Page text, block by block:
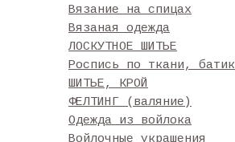
Вязание на спицах
Вязаная одежда
ЛОСКУТНОЕ ШИТЬЕ
Роспись по ткани, батик
ШИТЬЕ, КРОЙ
ФЕЛТИНГ (валяние)
Одежда из войлока
Войлочные украшения